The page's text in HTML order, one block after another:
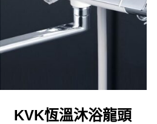
KVK恆溫沐浴龍頭